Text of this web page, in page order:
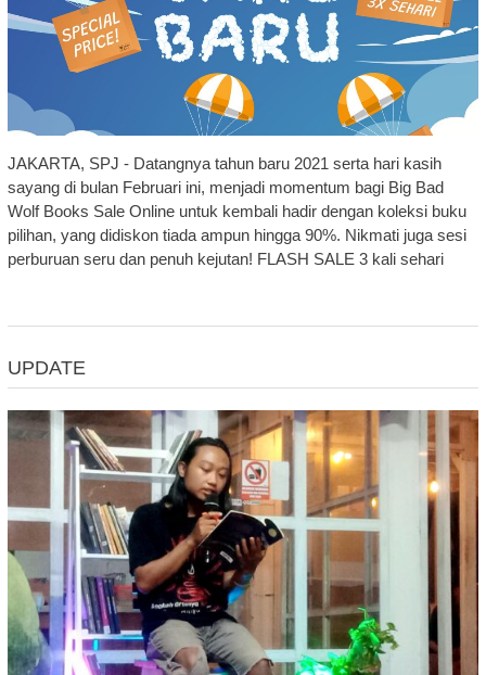
JAKARTA, SPJ - Datangnya tahun baru 2021 serta hari kasih
sayang di bulan Februari ini, menjadi momentum bagi Big Bad
Wolf Books Sale Online untuk kembali hadir dengan koleksi buku
pilihan, yang didiskon tiada ampun hingga 90%. Nikmati juga sesi
perburuan seru dan penuh kejutan! FLASH SALE 3 kali sehari
UPDATE